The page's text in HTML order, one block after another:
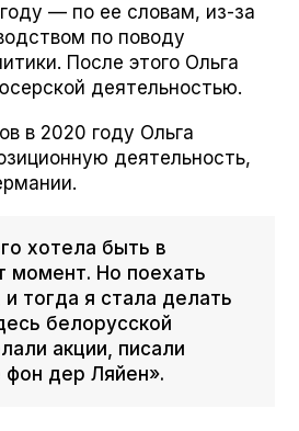
году — по ее словам, из-за
по поводу
После этого Ольга
деятельностью.
в 2020 году Ольга
деятельность,
хотела быть в
момент. Но поехать
тогда я стала делать
белорусской
акции, писали
фон дер Ляйен».